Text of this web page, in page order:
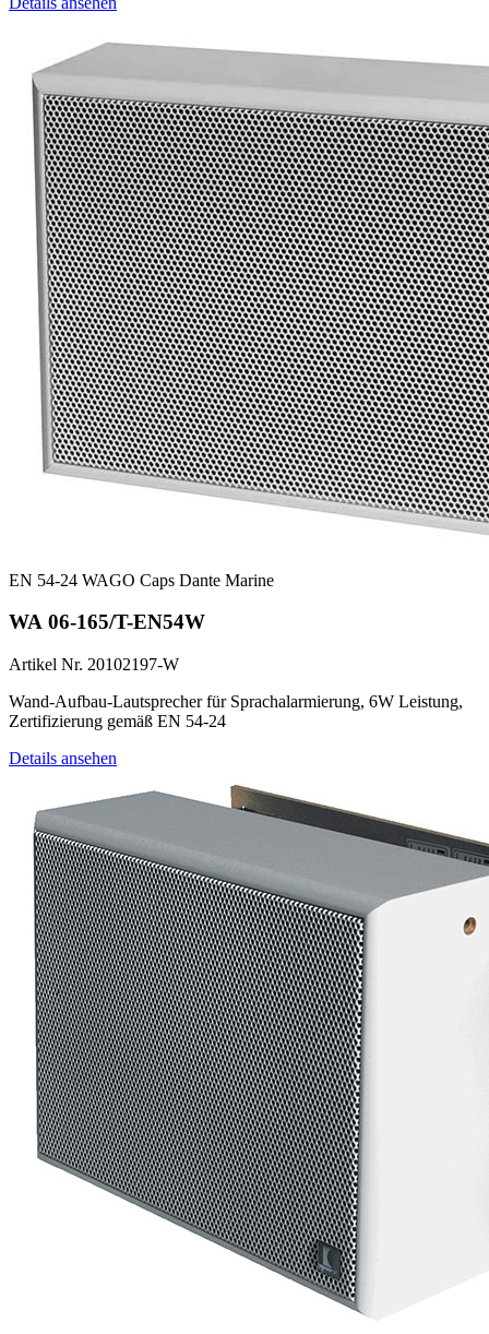
EN 54-24 WAGO Caps Dante Marine
WA 06-165/T-EN54W
Artikel Nr. 20102197-W
Wand-Aufbau-Lautsprecher für Sprachalarmierung, 6W Leistung,
Zertifizierung gemäß EN 54-24
Details ansehen